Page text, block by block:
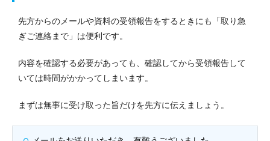
先方からのメールや資料の受領報告をするときにも「取り急
ぎご連絡まで」は便利です。
内容を確認する必要があっても、確認してから受領報告して
いては時間がかかってしまいます。
まずは無事に受け取った旨だけを先方に伝えましょう。